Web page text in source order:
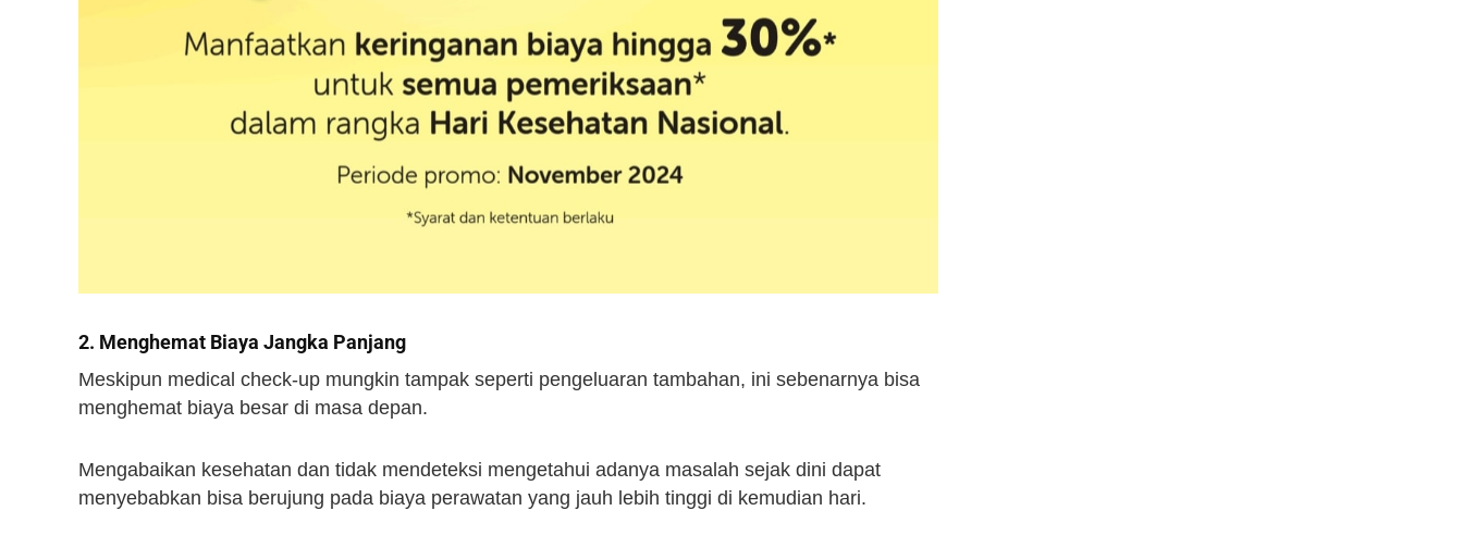
2. Menghemat Biaya Jangka Panjang
Meskipun medical check-up mungkin tampak seperti pengeluaran tambahan, ini sebenarnya bisa
menghemat biaya besar di masa depan.
Mengabaikan kesehatan dan tidak mendeteksi mengetahui adanya masalah sejak dini dapat
menyebabkan bisa berujung pada biaya perawatan yang jauh lebih tinggi di kemudian hari.